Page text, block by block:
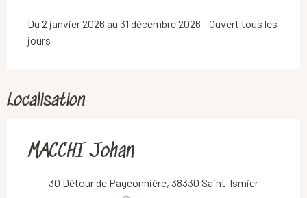
Du 2 janvier 2026 au 31 décembre 2026 - Ouvert tous les
jours
Localisation
MACCHI Johan
30 Détour de Pageonnière, 38330 Saint-Ismier